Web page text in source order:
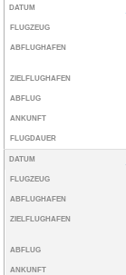
DATUM
FLUGZEUG
ABFLUGHAFEN
ZIELFLUGHAFEN
ABFLUG
ANKUNFT
FLUGDAUER
DATUM
FLUGZEUG
ABFLUGHAFEN
ZIELFLUGHAFEN
ABFLUG
ANKUNFT